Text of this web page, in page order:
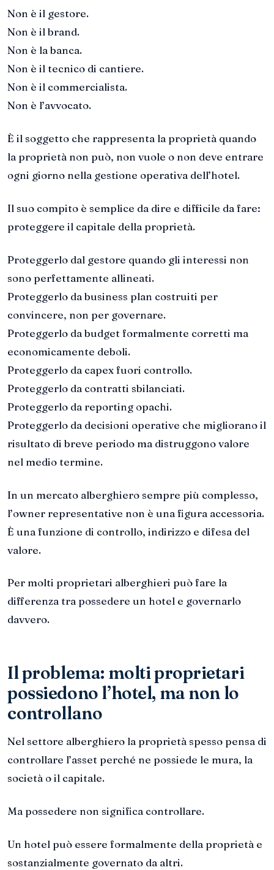
Non è il gestore.
Non è il brand.
Non è la banca.
Non è il tecnico di cantiere.
Non è il commercialista.
Non è l’avvocato.
È il soggetto che rappresenta la proprietà quando
la proprietà non può, non vuole o non deve entrare
ogni giorno nella gestione operativa dell’hotel.
Il suo compito è semplice da dire e difficile da fare:
proteggere il capitale della proprietà.
Proteggerlo dal gestore quando gli interessi non
sono perfettamente allineati.
Proteggerlo da business plan costruiti per
convincere, non per governare.
Proteggerlo da budget formalmente corretti ma
economicamente deboli.
Proteggerlo da capex fuori controllo.
Proteggerlo da contratti sbilanciati.
Proteggerlo da reporting opachi.
Proteggerlo da decisioni operative che migliorano il
risultato di breve periodo ma distruggono valore
nel medio termine.
In un mercato alberghiero sempre più complesso,
l’owner representative non è una figura accessoria.
È una funzione di controllo, indirizzo e difesa del
valore.
Per molti proprietari alberghieri può fare la
differenza tra possedere un hotel e governarlo
davvero.
Il problema: molti proprietari
possiedono l’hotel, ma non lo
controllano
Nel settore alberghiero la proprietà spesso pensa di
controllare l’asset perché ne possiede le mura, la
società o il capitale.
Ma possedere non significa controllare.
Un hotel può essere formalmente della proprietà e
sostanzialmente governato da altri.